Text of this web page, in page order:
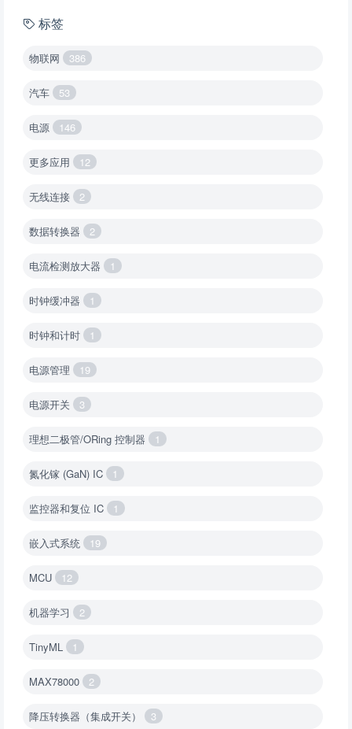
标签
物联网 386
汽车 53
电源 146
更多应用 12
无线连接 2
数据转换器 2
电流检测放大器 1
时钟缓冲器 1
时钟和计时 1
电源管理 19
电源开关 3
理想二极管/ORing 控制器 1
氮化镓 (GaN) IC 1
监控器和复位 IC 1
嵌入式系统 19
MCU 12
机器学习 2
TinyML 1
MAX78000 2
降压转换器（集成开关） 3